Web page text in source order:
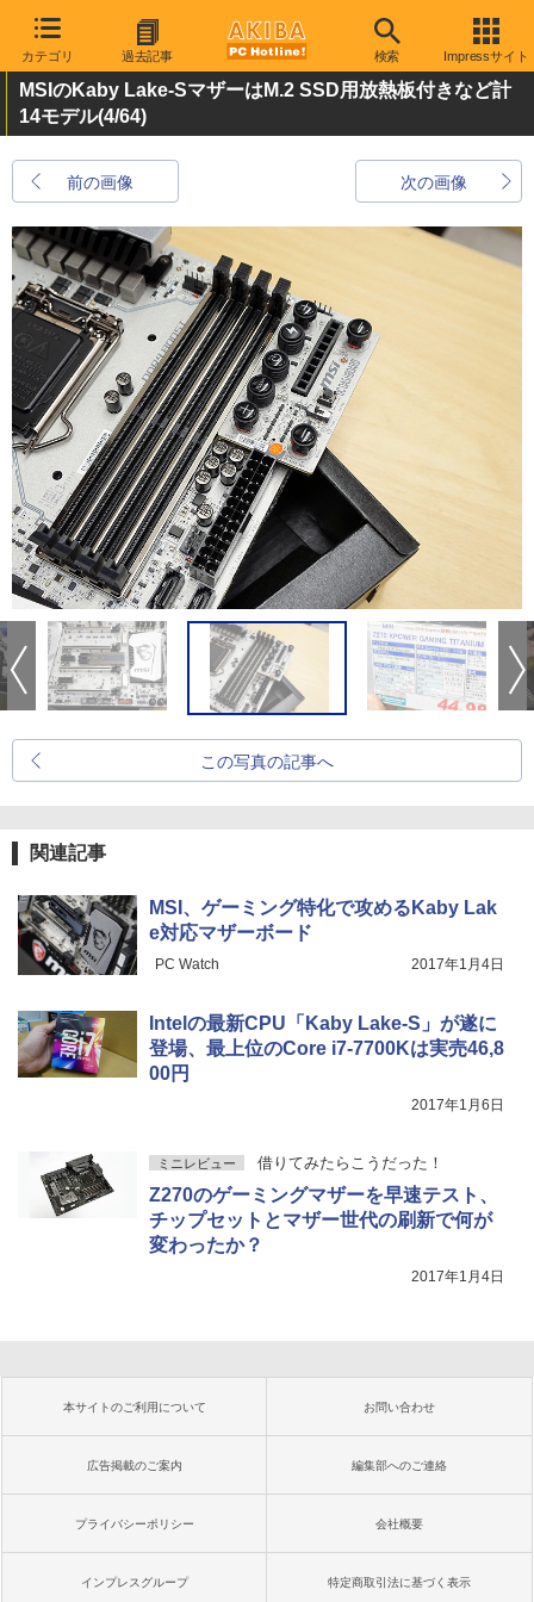
カテゴリ 過去記事 検索 Impressサイト
MSIのKaby Lake-SマザーはM.2 SSD用放熱板付きなど計
14モデル(4/64)
前の画像 次の画像
この写真の記事へ
関連記事
MSI、ゲーミング特化で攻めるKaby Lak
e対応マザーボード
PC Watch 2017年1月4日
Intelの最新CPU「Kaby Lake-S」が遂に
登場、最上位のCore i7-7700Kは実売46,8
00円
2017年1月6日
ミニレビュー 借りてみたらこうだった！
Z270のゲーミングマザーを早速テスト、
チップセットとマザー世代の刷新で何が
変わったか？
2017年1月4日
本サイトのご利用について お問い合わせ
広告掲載のご案内 編集部へのご連絡
プライバシーポリシー 会社概要
インプレスグループ 特定商取引法に基づく表示